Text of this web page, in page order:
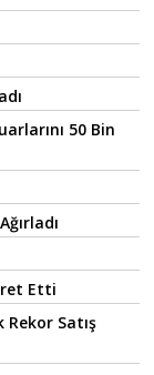
50 Bin
Etti
Rekor Satış